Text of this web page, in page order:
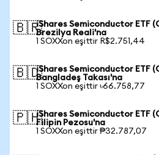
🇧🇷iShares Semiconductor ETF
Brezilya Reali'na
1 SOXXon eşittir R$2.751,44
🇧🇩iShares Semiconductor ETF
Bangladeş Takası'na
1 SOXXon eşittir ৳66.758,77
🇵🇭iShares Semiconductor ETF
Filipin Pezosu'na
1 SOXXon eşittir ₱32.787,07